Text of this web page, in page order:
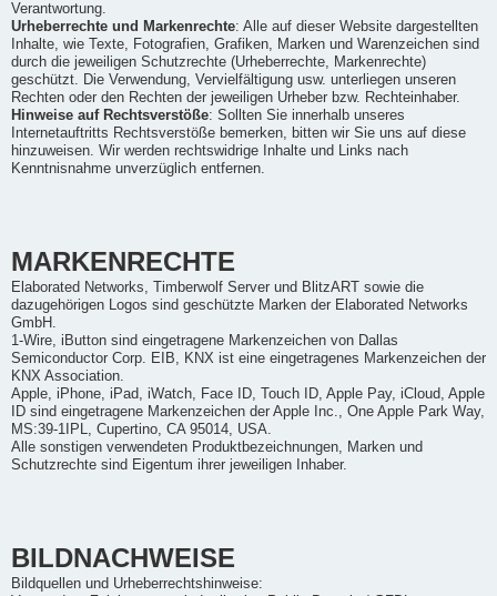
Verantwortung.
Urheberrechte und Markenrechte: Alle auf dieser Website dargestellten
Inhalte, wie Texte, Fotografien, Grafiken, Marken und Warenzeichen sind
durch die jeweiligen Schutzrechte (Urheberrechte, Markenrechte)
geschützt. Die Verwendung, Vervielfältigung usw. unterliegen unseren
Rechten oder den Rechten der jeweiligen Urheber bzw. Rechteinhaber.
Hinweise auf Rechtsverstöße: Sollten Sie innerhalb unseres
Internetauftritts Rechtsverstöße bemerken, bitten wir Sie uns auf diese
hinzuweisen. Wir werden rechtswidrige Inhalte und Links nach
Kenntnisnahme unverzüglich entfernen.
MARKENRECHTE
Elaborated Networks, Timberwolf Server und BlitzART sowie die
dazugehörigen Logos sind geschützte Marken der Elaborated Networks
GmbH.
1-Wire, iButton sind eingetragene Markenzeichen von Dallas
Semiconductor Corp. EIB, KNX ist eine eingetragenes Markenzeichen der
KNX Association.
Apple, iPhone, iPad, iWatch, Face ID, Touch ID, Apple Pay, iCloud, Apple
ID sind eingetragene Markenzeichen der Apple Inc., One Apple Park Way,
MS:39-1IPL, Cupertino, CA 95014, USA.
Alle sonstigen verwendeten Produktbezeichnungen, Marken und
Schutzrechte sind Eigentum ihrer jeweiligen Inhaber.
BILDNACHWEISE
Bildquellen und Urheberrechtshinweise: